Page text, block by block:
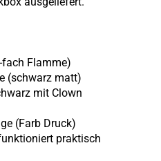
Flamme)
(schwarz matt)
mit Clown
(Farb Druck)
praktisch